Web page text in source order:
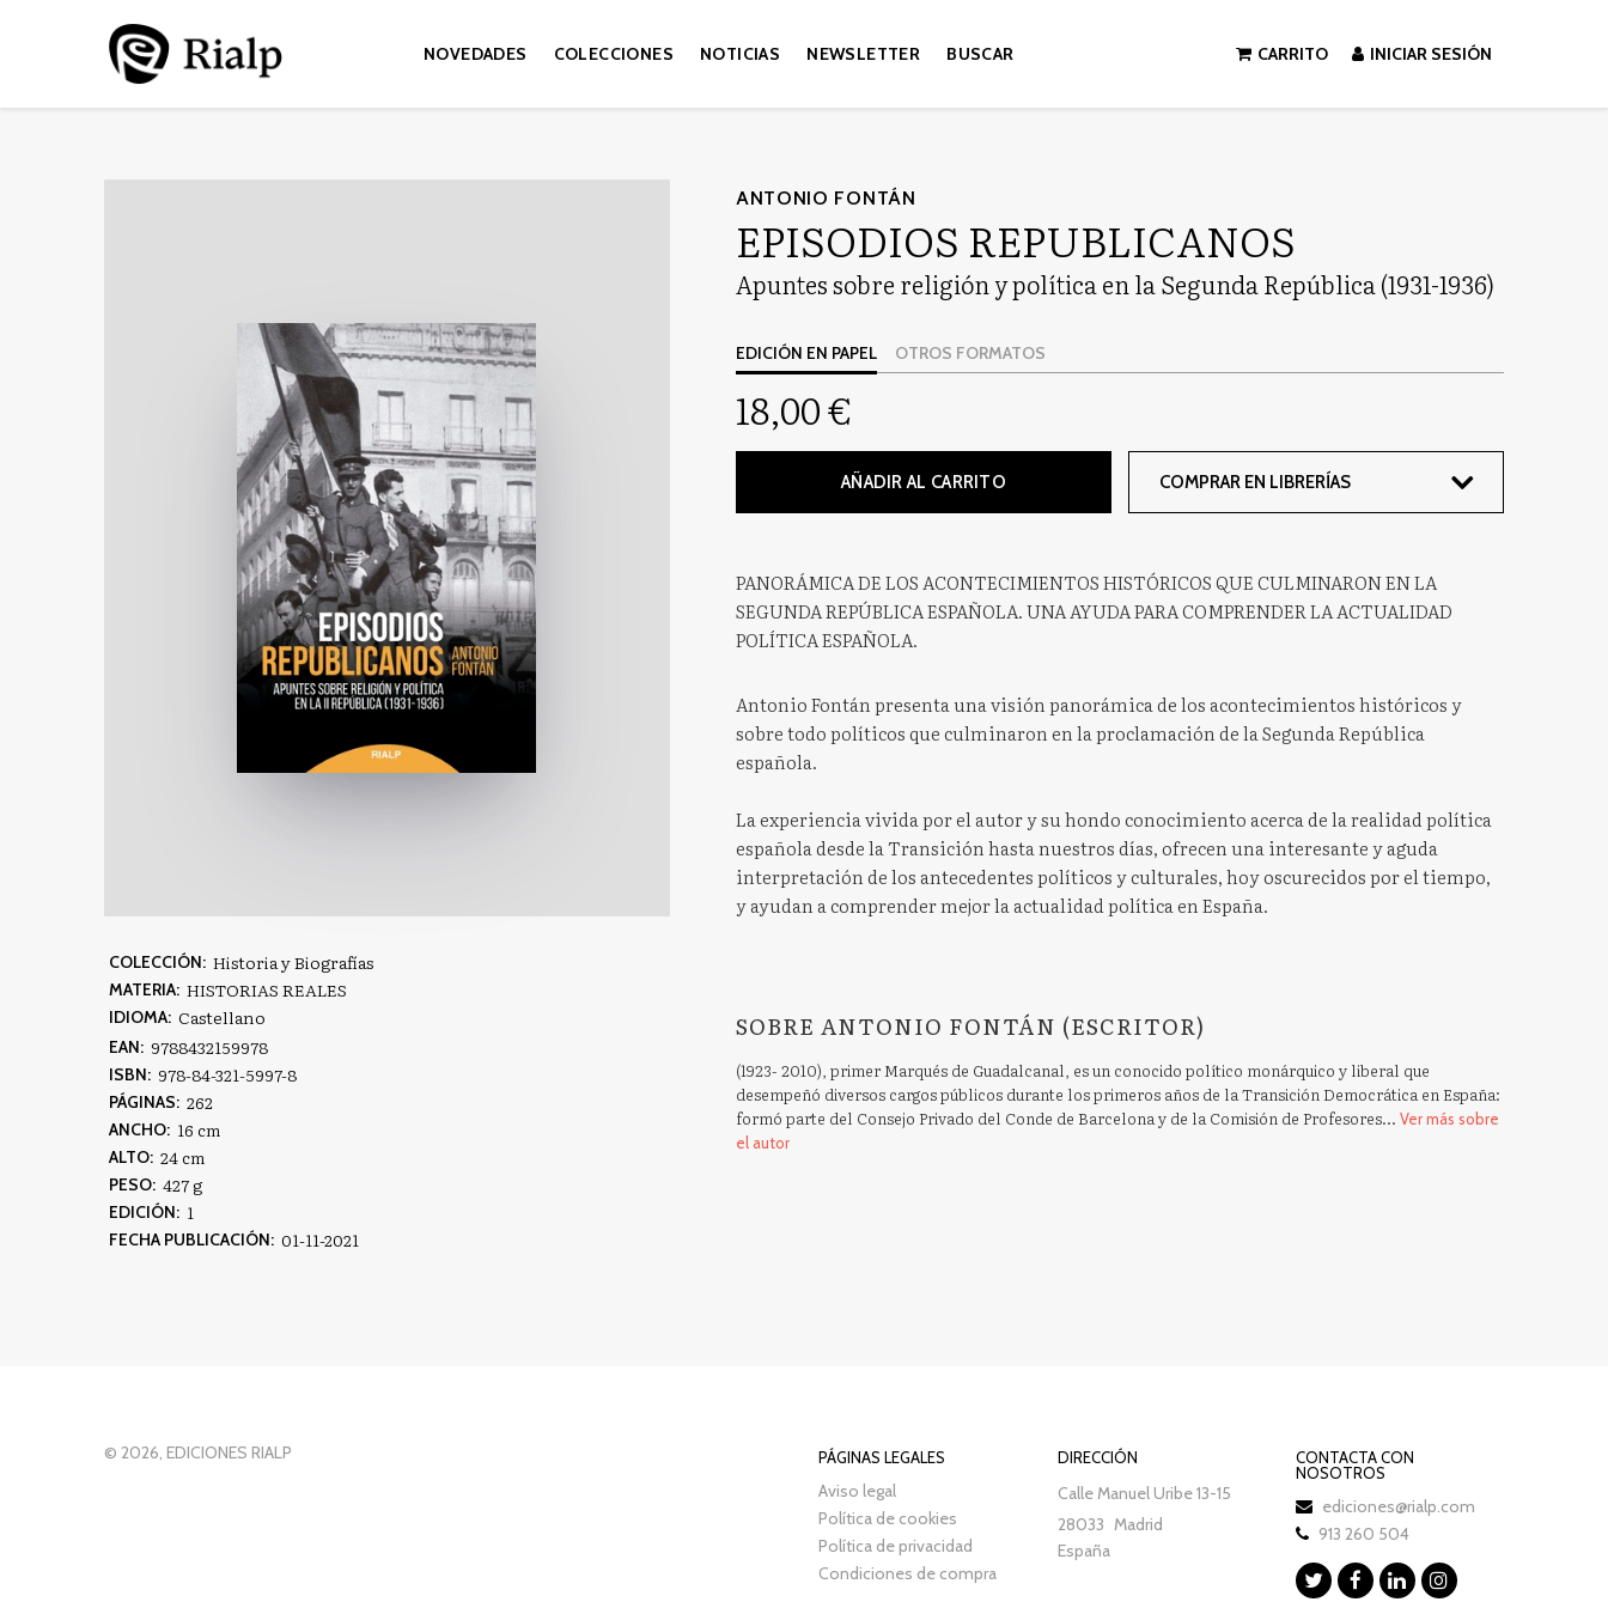
NOVEDADES COLECCIONES NOTICIAS NEWSLETTER BUSCAR CARRITO INICIAR SESIÓN
COLECCIÓN: Historia y Biografías
MATERIA: HISTORIAS REALES
IDIOMA: Castellano
EAN: 9788432159978
ISBN: 978-84-321-5997-8
PÁGINAS: 262
ANCHO: 16 cm
ALTO: 24 cm
PESO: 427 g
EDICIÓN: 1
FECHA PUBLICACIÓN: 01-11-2021
ANTONIO FONTÁN
EPISODIOS REPUBLICANOS
Apuntes sobre religión y política en la Segunda República (1931-1936)
EDICIÓN EN PAPEL OTROS FORMATOS
18,00 €
AÑADIR AL CARRITO COMPRAR EN LIBRERÍAS
PANORÁMICA DE LOS ACONTECIMIENTOS HISTÓRICOS QUE CULMINARON EN LA
SEGUNDA REPÚBLICA ESPAÑOLA. UNA AYUDA PARA COMPRENDER LA ACTUALIDAD
POLÍTICA ESPAÑOLA.
Antonio Fontán presenta una visión panorámica de los acontecimientos históricos y
sobre todo políticos que culminaron en la proclamación de la Segunda República
española.
La experiencia vivida por el autor y su hondo conocimiento acerca de la realidad política
española desde la Transición hasta nuestros días, ofrecen una interesante y aguda
interpretación de los antecedentes políticos y culturales, hoy oscurecidos por el tiempo,
y ayudan a comprender mejor la actualidad política en España.
SOBRE ANTONIO FONTÁN (ESCRITOR)
(1923- 2010), primer Marqués de Guadalcanal, es un conocido político monárquico y liberal que
desempeñó diversos cargos públicos durante los primeros años de la Transición Democrática en España:
formó parte del Consejo Privado del Conde de Barcelona y de la Comisión de Profesores... Ver más sobre
el autor
© 2026, EDICIONES RIALP PÁGINAS LEGALES
Aviso legal
Política de cookies
Política de privacidad
Condiciones de compra
DIRECCIÓN
Calle Manuel Uribe 13-15
28033 Madrid
España
CONTACTA CON
NOSOTROS
ediciones@rialp.com
913 260 504